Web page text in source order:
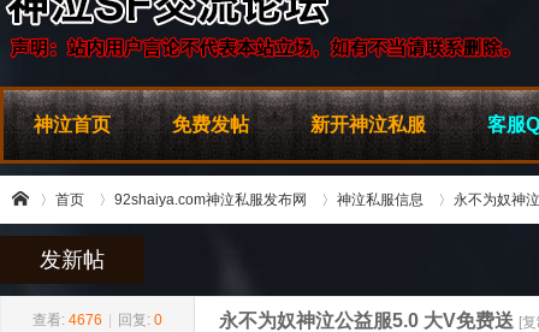
神泣首页 免费发帖 新开神泣私服 客服
首页 92shaiya.com神泣私服发布网 神泣私服信息 永不为奴神
发新帖
查看: 4676 回复: 0 永不为奴神泣公益服5.0 大V免费送 [